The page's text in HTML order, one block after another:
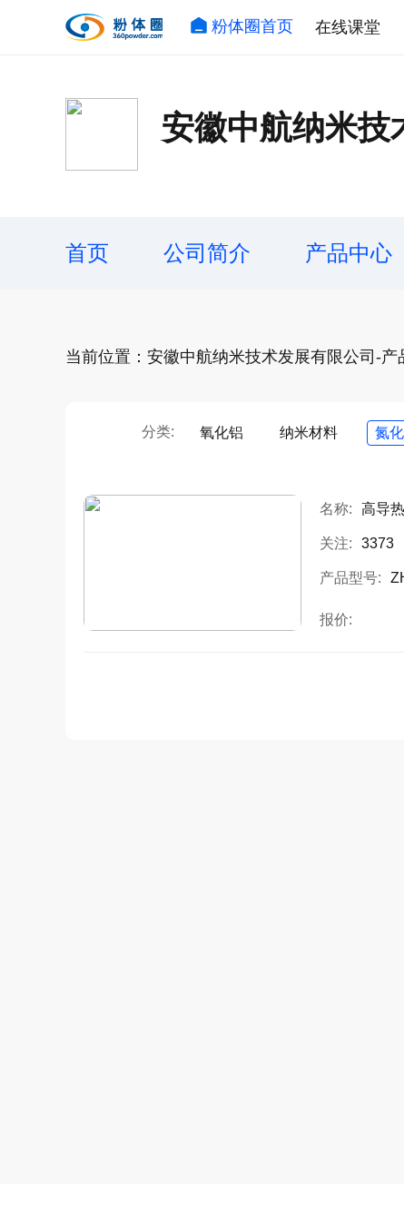
粉体圈首页 在线课堂
安徽中航纳米技
首页 公司简介 产品中心
当前位置：安徽中航纳米技术发展有限公司-产
分类: 氧化铝 纳米材料 氮
名称: 高导
关注: 3373
产品型号:
报价: